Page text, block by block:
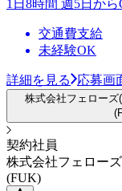
1日8時間 週5日から
交通費支給
未経験OK
詳細を見る 応募画
株式会社フェローズ
契約社員
株式会社フェロー
(FUK)